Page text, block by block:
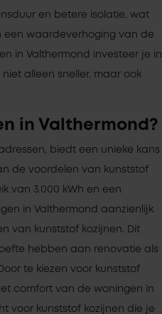
en betere isolatie, wat
een waardeverhoging van de
in Valthermond investeer je in
alleen sneller, maar ook
in Valthermond?
biedt een unieke kans
de voordelen van kunststof
van 3.000 kWh en een
in Valthermond aanzienlijk
van kunststof kozijnen. Dit
hebben aan renovatie als
te kiezen voor kunststof
comfort van de woningen in
voor kunststof kozijnen die je